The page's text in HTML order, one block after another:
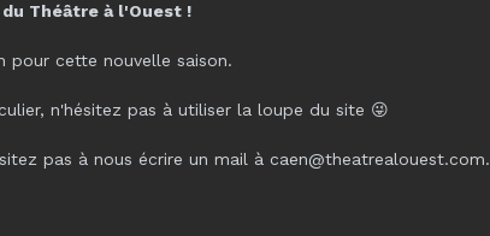
Théâtre à l'Ouest !
pour cette nouvelle saison.
n'hésitez pas à utiliser la loupe du site 😜
pas à nous écrire un mail à caen@theatrealouest.com.